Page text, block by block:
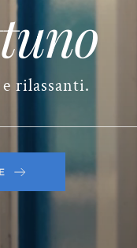
rilassanti.